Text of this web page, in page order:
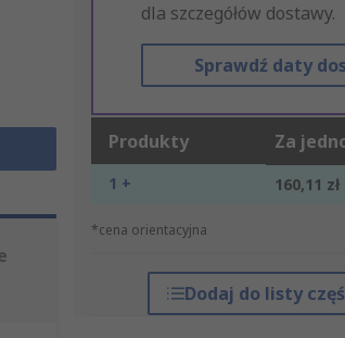
dla szczegółów dostawy.
Sprawdź daty
Produkty Za
1 + 160,11 zł
*cena orientacyjna
Dodaj do listy